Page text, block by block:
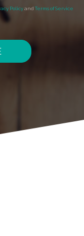
Policyand Terms of Service